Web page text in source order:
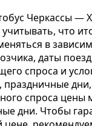
Черкассы —
что
в
даты
спроса и
праздничные
спроса цены
дни. Чтобы